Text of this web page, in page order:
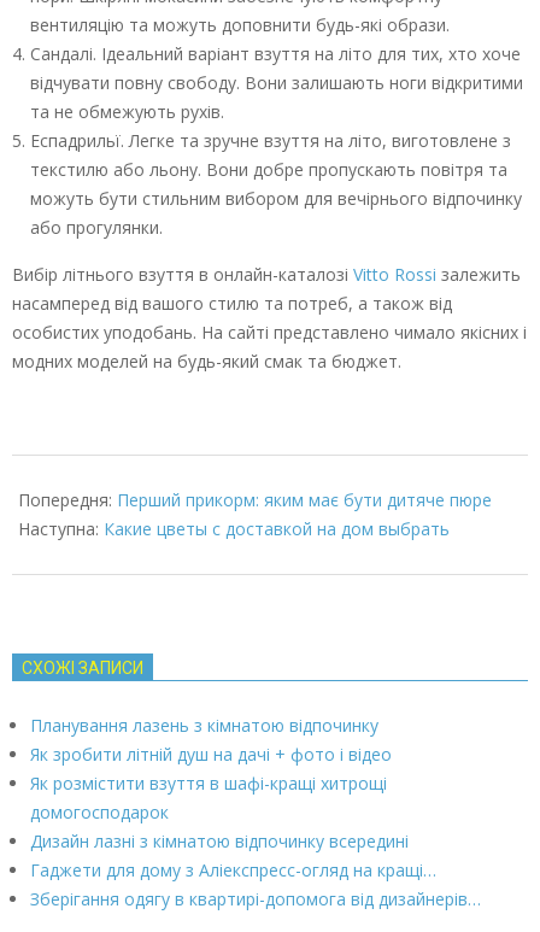
вентиляцію та можуть доповнити будь-які образи.
Сандалі. Ідеальний варіант взуття на літо для тих, хто хоче
відчувати повну свободу. Вони залишають ноги відкритими
та не обмежують рухів.
Еспадрильї. Легке та зручне взуття на літо, виготовлене з
текстилю або льону. Вони добре пропускають повітря та
можуть бути стильним вибором для вечірнього відпочинку
або прогулянки.
Вибір літнього взуття в онлайн-каталозі Vitto Rossi залежить
насамперед від вашого стилю та потреб, а також від
особистих уподобань. На сайті представлено чимало якісних і
модних моделей на будь-який смак та бюджет.
03-
24
Попередня: Перший прикорм: яким має бути дитяче пюре
Наступна: Какие цветы с доставкой на дом выбрать
СХОЖІ ЗАПИСИ
Планування лазень з кімнатою відпочинку
Як зробити літній душ на дачі + фото і відео
Як розмістити взуття в шафі-кращі хитрощі
домогосподарок
Дизайн лазні з кімнатою відпочинку всередині
Гаджети для дому з Аліекспресс-огляд на кращі…
Зберігання одягу в квартирі-допомога від дизайнерів…